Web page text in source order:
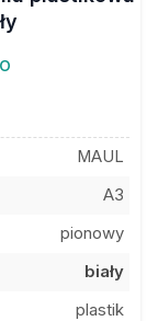
MAUL
A3
pionowy
biały
plastik